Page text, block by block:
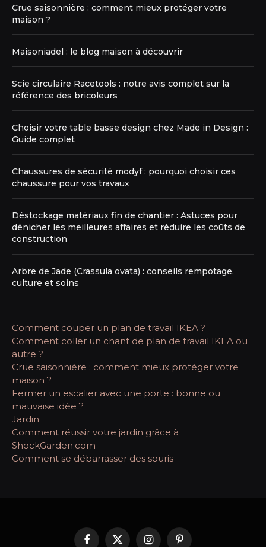
Crue saisonnière : comment mieux protéger votre
maison ?
Maisoniadel : le blog maison à découvrir
Scie circulaire Racetools : notre avis complet sur la
référence des bricoleurs
Choisir votre table basse design chez Made in Design :
Guide complet
Chaussures de sécurité modyf : pourquoi choisir ces
chaussure pour vos travaux
Déstockage matériaux fin de chantier : Astuces pour
dénicher les meilleures affaires et réduire les coûts de
construction
Arbre de Jade (Crassula ovata) : conseils rempotage,
culture et soins
Comment couper un plan de travail IKEA ?
Comment coller un chant de plan de travail IKEA ou
autre ?
Crue saisonnière : comment mieux protéger votre
maison ?
Fermer un escalier avec une porte : bonne ou
mauvaise idée ?
Jardin
Comment réussir votre jardin grâce à
ShockGarden.com
Comment se débarrasser des souris
Facebook
X InstagramPinterest